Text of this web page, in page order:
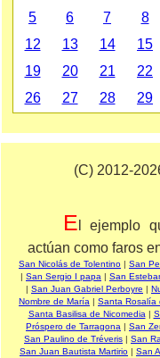
5
6 7 8
12
13 14 15
19
20 21 22
26
27 28 29
(C) 2012-
E l ejemplo
actúan como faros
San Nicolás de Tolentino | San
| San Sergio I papa | San
| San Juan Gabriel Perboyre |
Nombre de María | Santa Rosalía
Santa Basilisa de Nicomedia |
Próspero de Tarragona | San
San Paulino de Tréveris | San
San Juan Bautista Martirio | San